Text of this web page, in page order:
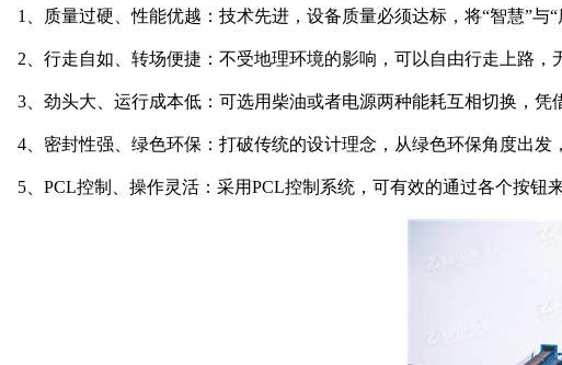
1、质量过硬、性能优越：技术先进，设备质量必须达标，将“智慧”与
2、行走自如、转场便捷：不受地理环境的影响，可以自由行走上路，
3、劲头大、运行成本低：可选用柴油或者电源两种能耗互相切换，
4、密封性强、绿色环保：打破传统的设计理念，从绿色环保角度出
5、PCL控制、操作灵活：采用PCL控制系统，可有效的通过各个按钮